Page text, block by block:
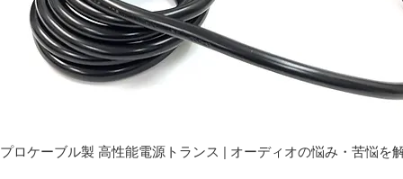
プロケーブル製 高性能電源トランス | オーディオの悩み・苦悩を